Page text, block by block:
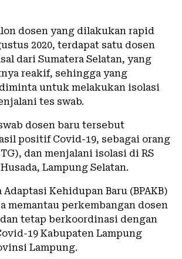
dosen yang dilakukan rapid
2020, terdapat satu dosen
dari Sumatera Selatan, yang
reakif, sehingga yang
untuk melakukan isolasi
tes swab.
dosen baru tersebut
positif Covid-19, sebagai orang
dan menjalani isolasi di RS
Lampung Selatan.
Adaptasi Kehidupan Baru (BPAKB)
memantau perkembangan dosen
tetap berkoordinasi dengan
19 Kabupaten Lampung
Lampung.